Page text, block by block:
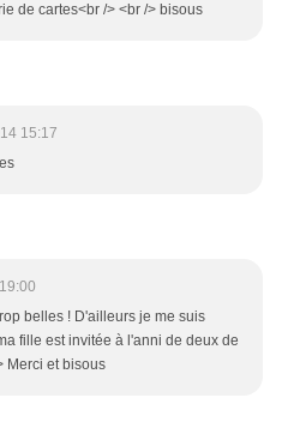
de cartes<br /> <br /> bisous
15:17
belles ! D'ailleurs je me suis
fille est invitée à l'anni de deux de
Merci et bisous